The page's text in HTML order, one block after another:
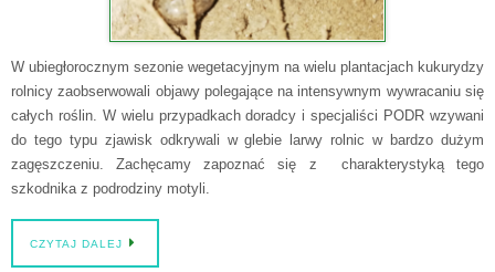
W ubiegłorocznym sezonie wegetacyjnym na wielu plantacjach kukurydzy
rolnicy zaobserwowali objawy polegające na intensywnym wywracaniu się
całych roślin. W wielu przypadkach doradcy i specjaliści PODR wzywani
do tego typu zjawisk odkrywali w glebie larwy rolnic w bardzo dużym
zagęszczeniu. Zachęcamy zapoznać się z charakterystyką tego
szkodnika z podrodziny motyli.
CZYTAJ DALEJ